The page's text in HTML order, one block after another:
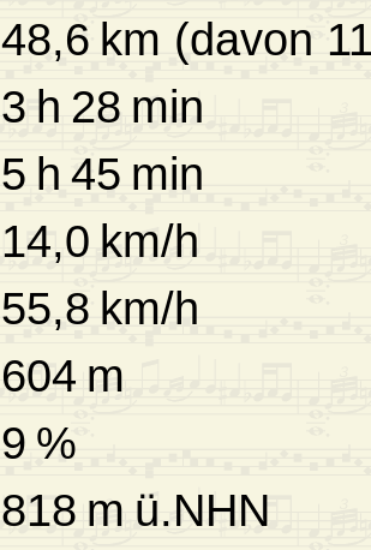
48,6 km (davon
3 h 28 min
5 h 45 min
14,0 km/h
55,8 km/h
604 m
9 %
818 m ü.NHN